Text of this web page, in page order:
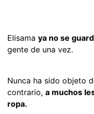
Elisama ya no se
gente de una vez.
Nunca ha sido objeto
contrario, a muchos
ropa.